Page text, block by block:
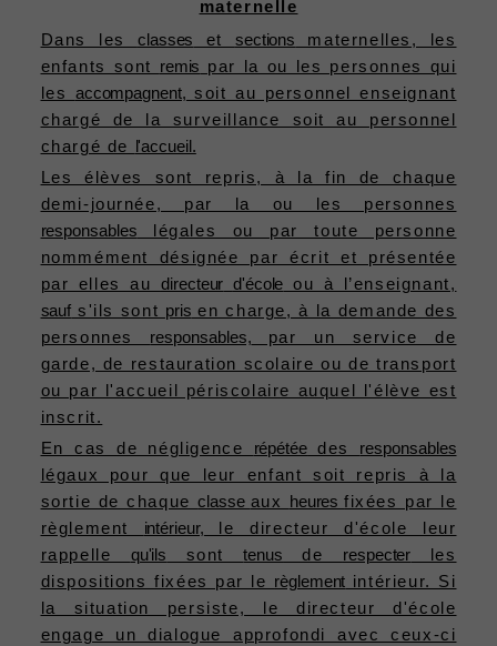
maternelle
Dans les classes et sections maternelles, les
enfants sont remis par la ou les personnes qui
les accompagnent, soit au personnel enseignant
chargé de la surveillance soit au personnel
chargé de
l'accueil.
Les élèves sont repris, à la fin de chaque
demi-journée, par la ou les personnes
responsables légales ou par toute personne
nommément désignée par écrit et présentée
par elles au directeur d'école ou à l’enseignant,
sauf s'ils sont pris en charge, à la demande des
personnes responsables, par un service de
garde, de restauration scolaire ou de transport
ou par l'accueil périscolaire auquel l'élève est
inscrit.
En cas de négligence répétée des responsables
légaux pour que leur enfant soit repris à la
sortie de chaqueclasse aux heuresfixées par le
règlement intérieur, le directeur d'école leur
rappelle qu'ils sonttenus de respecter les
dispositions fixées par le règlement intérieur. Si
la situation persiste, le directeur d'école
engage un dialogue approfondi avec ceux-ci